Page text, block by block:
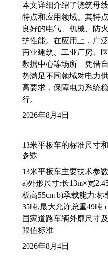
本文详细介绍了浇筑母
特点和应用领域。其特
良好的电气、机械、防
护性能。在应用上，广
商业建筑、工业厂房、
数据中心等场所，凭借
势满足不同领域对电力
高要求，保障电力系统
行。
2026年8月4日
13米平板车的标准尺寸
参数
13米平板车主要技术参
a)外形尺寸:长13m×宽
板高55cm b)承载能力:标
35吨,最大允许总重49吨
国家道路车辆外廓尺寸
限值标准
2026年8月4日